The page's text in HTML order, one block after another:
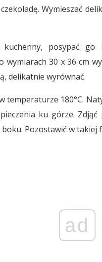
Wymieszać
kuchenny, posypać
wymiarach 30 x 36 cm
delikatnie wyrównać.
temperaturze 180°C.
ku górze.
boku. Pozostawić w
ad